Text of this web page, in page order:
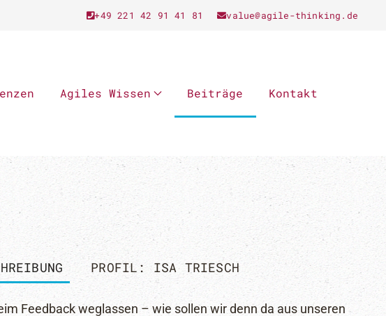
+49 221 42 91 41 81 value@agile-thinking.de
Agiles Wissen Beiträge Kontakt
PROFIL: ISA TRIESCH
Feedback weglassen – wie sollen wir denn da aus unseren